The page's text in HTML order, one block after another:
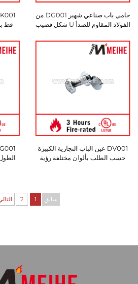
حامي باب صناعي شهير DG001 من
الفولاذ المقاوم للصدأ U شكل قضيب
للأمان والسلامة
قط
DV001 عين الباب التجارية الكبيرة
حسب الطلب بألوان مختلفة رؤية
سابق 1
2